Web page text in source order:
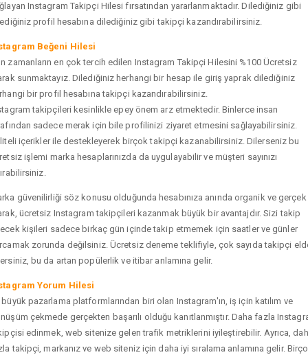
Instagram Takipçi Hilesi fırsatından yararlanmaktadır. Dilediğiniz gibi
profil hesabına dilediğiniz gibi takipçi kazandırabilirsiniz.
Beğeni Hilesi
zamanların en çok tercih edilen Instagram Takipçi Hilesini %100 Ücretsiz
sunmaktayız. Dilediğiniz herhangi bir hesap ile giriş yaprak dilediğiniz
bir profil hesabına takipçi kazandırabilirsiniz.
takipçileri kesinlikle epey önem arz etmektedir. Binlerce insan
sadece merak için bile profilinizi ziyaret etmesini sağlayabilirsiniz.
içerikler ile destekleyerek birçok takipçi kazanabilirsiniz. Dilerseniz bu
işlemi marka hesaplarınızda da uygulayabilir ve müşteri sayınızı
güvenilirliği söz konusu olduğunda hesabınıza anında organik ve gerçek
ücretsiz Instagram takipçileri kazanmak büyük bir avantajdır. Sizi takip
kişileri sadece birkaç gün içinde takip etmemek için saatler ve günler
zorunda değilsiniz. Ücretsiz deneme teklifiyle, çok sayıda takipçi
bu da artan popülerlik ve itibar anlamına gelir.
Yorum Hilesi
büyük pazarlama platformlarından biri olan Instagram'ın, iş için katılım ve
çekmede gerçekten başarılı olduğu kanıtlanmıştır. Daha fazla
edinmek, web sitenize gelen trafik metriklerini iyileştirebilir. Ayrıca,
takipçi, markanız ve web siteniz için daha iyi sıralama anlamına gelir.